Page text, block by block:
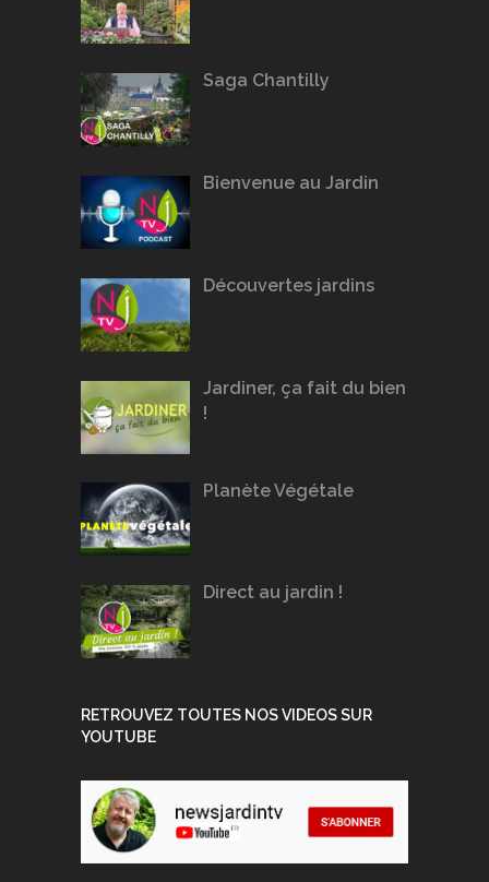
Saga Chantilly
Bienvenue au Jardin
Découvertes jardins
Jardiner, ça fait du bien
!
Planète Végétale
Direct au jardin !
RETROUVEZ TOUTES NOS VIDEOS SUR
YOUTUBE